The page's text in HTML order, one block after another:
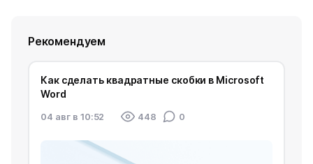
Рекомендуем
Как сделать квадратные скобки в Microsoft
Word
04 авг в 10:52 448 0